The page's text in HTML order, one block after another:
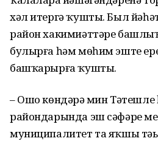
хәл итергә ҡушты. Был
район хакимиәттәре
булырға һәм мөһим эште
башҡарырға ҡушты.
– Ошо көндәрҙә мин
райондарында эш сәфәре
муниципалитет та яҡшы